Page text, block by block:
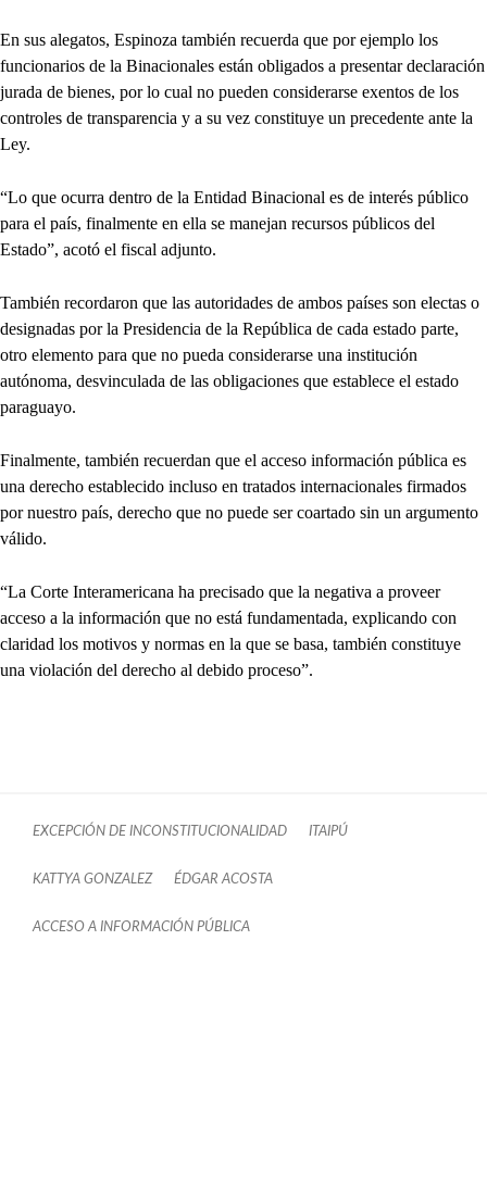
En sus alegatos, Espinoza también recuerda que por ejemplo los
funcionarios de la Binacionales están obligados a presentar declaración
jurada de bienes, por lo cual no pueden considerarse exentos de los
controles de transparencia y a su vez constituye un precedente ante la
Ley.
“Lo que ocurra dentro de la Entidad Binacional es de interés público
para el país, finalmente en ella se manejan recursos públicos del
Estado”, acotó el fiscal adjunto.
También recordaron que las autoridades de ambos países son electas o
designadas por la Presidencia de la República de cada estado parte,
otro elemento para que no pueda considerarse una institución
autónoma, desvinculada de las obligaciones que establece el estado
paraguayo.
Finalmente, también recuerdan que el acceso información pública es
una derecho establecido incluso en tratados internacionales firmados
por nuestro país, derecho que no puede ser coartado sin un argumento
válido.
“La Corte Interamericana ha precisado que la negativa a proveer
acceso a la información que no está fundamentada, explicando con
claridad los motivos y normas en la que se basa, también constituye
una violación del derecho al debido proceso”.
EXCEPCIÓN DE INCONSTITUCIONALIDAD ITAIPÚ
KATTYA GONZALEZ ÉDGAR ACOSTA
ACCESO A INFORMACIÓN PÚBLICA